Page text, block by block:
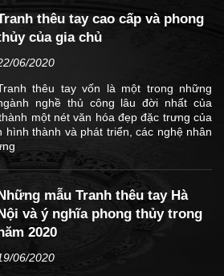
thêu tay cao cấp và phong
của gia chủ
06/2020
thêu tay vốn là một trong những
nghề thủ công lâu đời nhất của
một nét văn hóa đẹp đặc trưng của
hình thành và phát triển, các nghệ nhân
mẫu Tranh thêu tay Hà
và ý nghĩa phong thủy trong
2020
06/2020